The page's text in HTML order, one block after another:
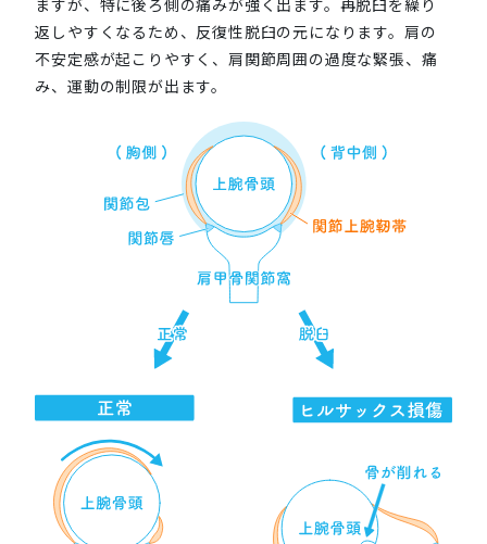
ますが、特に後ろ側の痛みが強く出ます。再脱臼を繰り
返しやすくなるため、反復性脱臼の元になります。肩の
不安定感が起こりやすく、肩関節周囲の過度な緊張、痛
み、運動の制限が出ます。